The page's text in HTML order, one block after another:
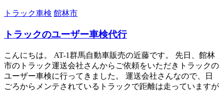
トラック車検 館林市
トラックのユーザー車検代行
こんにちは。 AT-1群馬自動車販売の近藤です。 先日、館林
市のトラック運送会社さんからご依頼をいただきトラックの
ユーザー車検に行ってきました。 運送会社さんなので、日
ごろからメンテされているトラックで距離は走っていますが